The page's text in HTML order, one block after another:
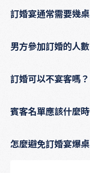
訂婚宴通常需要幾桌
男方參加訂婚的人
訂婚可以不宴客嗎？
賓客名單應該什麼
怎麼避免訂婚宴爆桌